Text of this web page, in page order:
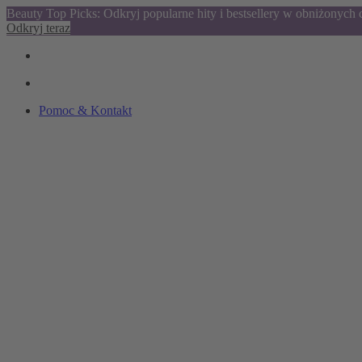
Beauty Top Picks: Odkryj popularne hity i bestsellery w obniżonych
Odkryj teraz
Pomoc & Kontakt